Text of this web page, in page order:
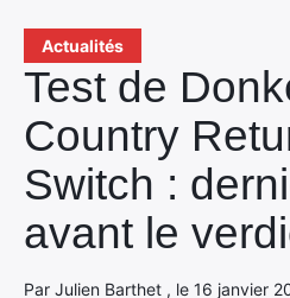
Actualités
Test de
Country
Switch :
avant le
Par Julien Barthet , le 16 janvier